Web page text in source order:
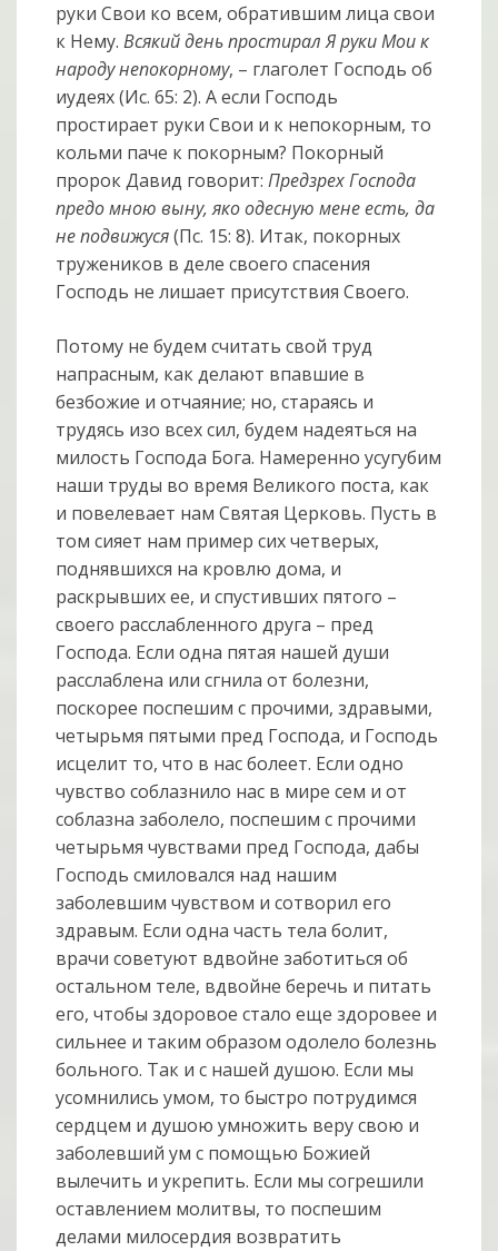
руки Свои ко всем, обратившим лица свои
к Нему.Всякий день простирал Я руки Мои к
народу непокорному, – глаголет Господь об
иудеях (Ис. 65: 2). А если Господь
простирает руки Свои и к непокорным, то
кольми паче к покорным? Покорный
пророк Давид говорит:Предзрех Господа
предо мною выну, яко одесную мене есть, да
не подвижуся(Пс. 15: 8). Итак, покорных
тружеников в деле своего спасения
Господь не лишает присутствия Своего.
Потому не будем считать свой труд
напрасным, как делают впавшие в
безбожие и отчаяние; но, стараясь и
трудясь изо всех сил, будем надеяться на
милость Господа Бога. Намеренно усугубим
наши труды во время Великого поста, как
и повелевает нам Святая Церковь. Пусть в
том сияет нам пример сих четверых,
поднявшихся на кровлю дома, и
раскрывших ее, и спустивших пятого –
своего расслабленного друга – пред
Господа. Если одна пятая нашей души
расслаблена или сгнила от болезни,
поскорее поспешим с прочими, здравыми,
четырьмя пятыми пред Господа, и Господь
исцелит то, что в нас болеет. Если одно
чувство соблазнило нас в мире сем и от
соблазна заболело, поспешим с прочими
четырьмя чувствами пред Господа, дабы
Господь смиловался над нашим
заболевшим чувством и сотворил его
здравым. Если одна часть тела болит,
врачи советуют вдвойне заботиться об
остальном теле, вдвойне беречь и питать
его, чтобы здоровое стало еще здоровее и
сильнее и таким образом одолело болезнь
больного. Так и с нашей душою. Если мы
усомнились умом, то быстро потрудимся
сердцем и душою умножить веру свою и
заболевший ум с помощью Божией
вылечить и укрепить. Если мы согрешили
оставлением молитвы, то поспешим
делами милосердия возвратить